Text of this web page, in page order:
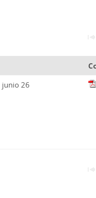
junio 26